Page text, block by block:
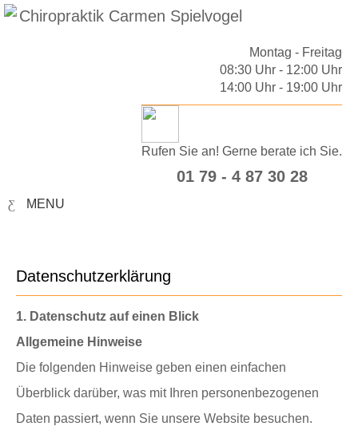
Montag - Freitag
08:30 Uhr - 12:00 Uhr
14:00 Uhr - 19:00 Uhr
Rufen Sie an! Gerne berate ich Sie.
01 79 - 4 87 30 28
MENU
Datenschutzerklärung
1. Datenschutz auf einen Blick
Allgemeine Hinweise
Die folgenden Hinweise geben einen einfachen
Überblick darüber, was mit Ihren personenbezogenen
Daten passiert, wenn Sie unsere Website besuchen.